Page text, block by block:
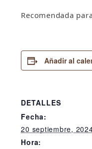
Recomendada
Añadir al
DETALLES
Fecha:
20 septiembre,
Hora: